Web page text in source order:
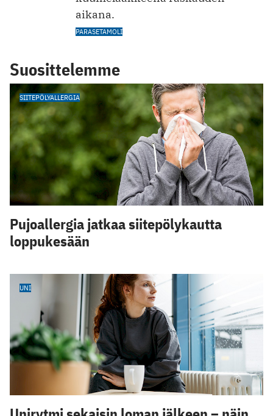
aikana.
PARASETAMOLI
Suosittelemme
SIITEPÖLYALLERGIA
Pujoallergia jatkaa siitepölykautta
loppukesään
UNI